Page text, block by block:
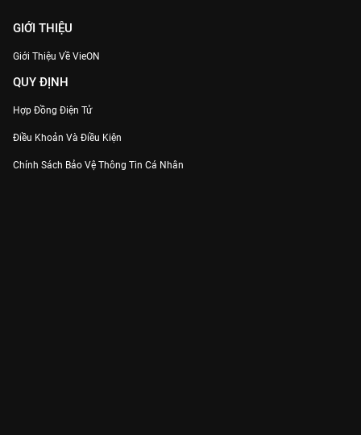
GIỚI THIỆU
Giới Thiệu Về VieON
QUY ĐỊNH
Hợp Đồng Điện Tử
Điều Khoản Và Điều Kiện
Chính Sách Bảo Vệ Thông Tin Cá Nhân